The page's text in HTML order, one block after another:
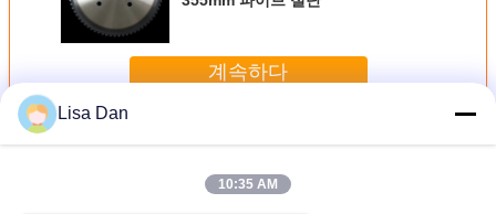
계속하다
더 많은 것
Lisa Dan
10:35 AM